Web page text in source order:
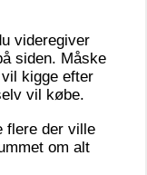
videregiver
siden. Måske
kigge efter
vil købe.
flere der ville
om alt